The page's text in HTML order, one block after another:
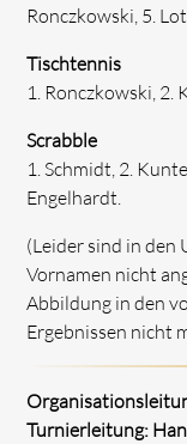
Ronczkowski, 5.
Tischtennis
1. Ronczkowski, 2.
Scrabble
1. Schmidt, 2.
Engelhardt.
(Leider sind in den
Vornamen nicht
Abbildung in den
Ergebnissen nicht
Turnierleitung: